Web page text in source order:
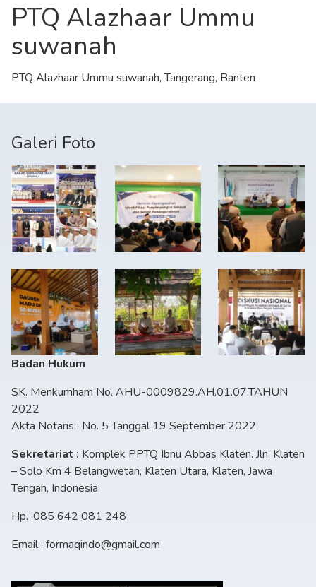
PTQ Alazhaar Ummu
suwanah
PTQ Alazhaar Ummu suwanah, Tangerang, Banten
Galeri Foto
Badan Hukum
SK. Menkumham No. AHU-0009829.AH.01.07.TAHUN
2022
Akta Notaris : No. 5 Tanggal 19 September 2022
Sekretariat : Komplek PPTQ Ibnu Abbas Klaten. Jln. Klaten
– Solo Km 4 Belangwetan, Klaten Utara, Klaten, Jawa
Tengah, Indonesia
Hp. :085 642 081 248
Email : formaqindo@gmail.com